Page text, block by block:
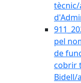
tècnic/
pel
de
cobrir
Bidell/